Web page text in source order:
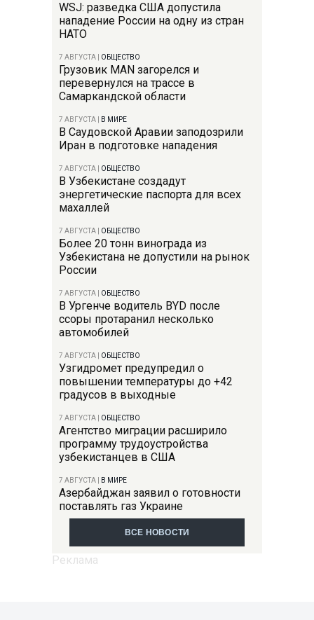
WSJ: разведка США допустила
нападение России на одну из стран
НАТО
7 АВГУСТА ОБЩЕСТВО
Грузовик MAN загорелся и
перевернулся на трассе в
Самаркандской области
7 АВГУСТА В МИРЕ
В Саудовской Аравии заподозрили
Иран в подготовке нападения
7 АВГУСТА ОБЩЕСТВО
В Узбекистане создадут
энергетические паспорта для всех
махаллей
7 АВГУСТА ОБЩЕСТВО
Более 20 тонн винограда из
Узбекистана не допустили на рынок
России
7 АВГУСТА ОБЩЕСТВО
В Ургенче водитель BYD после
ссоры протаранил несколько
автомобилей
7 АВГУСТА ОБЩЕСТВО
Узгидромет предупредил о
повышении температуры до +42
градусов в выходные
7 АВГУСТА ОБЩЕСТВО
Агентство миграции расширило
программу трудоустройства
узбекистанцев в США
7 АВГУСТА В МИРЕ
Азербайджан заявил о готовности
поставлять газ Украине
ВСЕ НОВОСТИ